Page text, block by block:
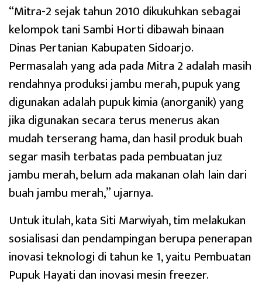
“Mitra-2 sejak tahun 2010 dikukuhkan sebagai
kelompok tani Sambi Horti dibawah binaan
Dinas Pertanian Kabupaten Sidoarjo.
Permasalah yang ada pada Mitra 2 adalah masih
rendahnya produksi jambu merah, pupuk yang
digunakan adalah pupuk kimia (anorganik) yang
jika digunakan secara terus menerus akan
mudah terserang hama, dan hasil produk buah
segar masih terbatas pada pembuatan juz
jambu merah, belum ada makanan olah lain dari
buah jambu merah,” ujarnya.
Untuk itulah, kata Siti Marwiyah, tim melakukan
sosialisasi dan pendampingan berupa penerapan
inovasi teknologi di tahun ke 1, yaitu Pembuatan
Pupuk Hayati dan inovasi mesin freezer.